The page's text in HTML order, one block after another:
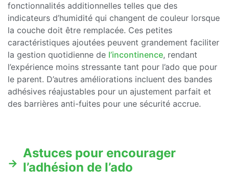
fonctionnalités additionnelles telles que des
indicateurs d’humidité qui changent de couleur lorsque
la couche doit être remplacée. Ces petites
caractéristiques ajoutées peuvent grandement faciliter
la gestion quotidienne de l’incontinence, rendant
l’expérience moins stressante tant pour l’ado que pour
le parent. D’autres améliorations incluent des bandes
adhésives réajustables pour un ajustement parfait et
des barrières anti-fuites pour une sécurité accrue.
Astuces pour encourager
l’adhésion de l’ado